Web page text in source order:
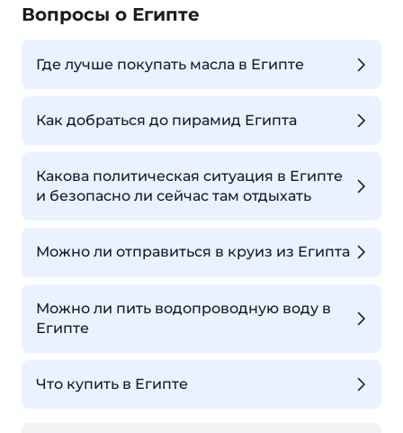
Вопросы о Египте
Где лучше покупать масла в Египте
Как добраться до пирамид Египта
Какова политическая ситуация в Египте
и безопасно ли сейчас там отдыхать
Можно ли отправиться в круиз из Египта
Можно ли пить водопроводную воду в
Египте
Что купить в Египте